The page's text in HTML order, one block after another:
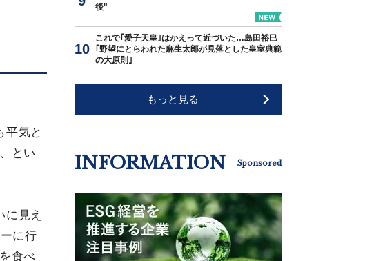
平気と
とい
見え
に行
食べ
後"
これで｢愛子天皇｣はかえって近づいた…島田裕巳
｢野望にとらわれた麻生太郎が見落とした皇室典範
の大原則｣
もっと見る
INFORMATION Sponsored